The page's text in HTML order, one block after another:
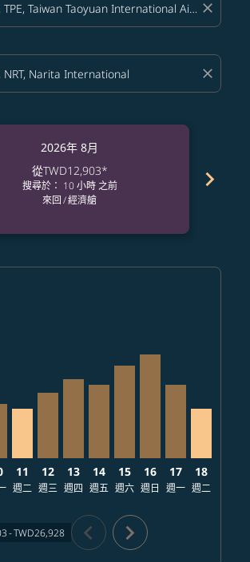
close
close
2026年 8月
從TWD12,903*
搜尋於： 10 小時 之前
來回/經濟艙
chevron_right
08/08 – 2026/09/01: 從 TWD15,543
2026/08/09 – 2026/09/08: 從
2026/08/10 – 2026/09/01: 從
TPE–NRT, 2026/08/11 – 2026/09/03: 從
11
週二
TPE–NRT, 2026/08/12 – 2026/09/
12
週三
TPE–NRT, 2026/08/13 – 2026/
13
週四
TPE–NRT, 2026/08/14 –
14
週五
TPE–NRT, 2026/08/15
15
週六
16
週日
17
週一
18
週二
-TWD26,928 chevron_left chevron_right